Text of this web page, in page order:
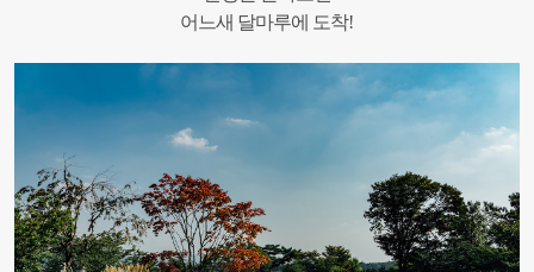
어느새 달마루에 도착!